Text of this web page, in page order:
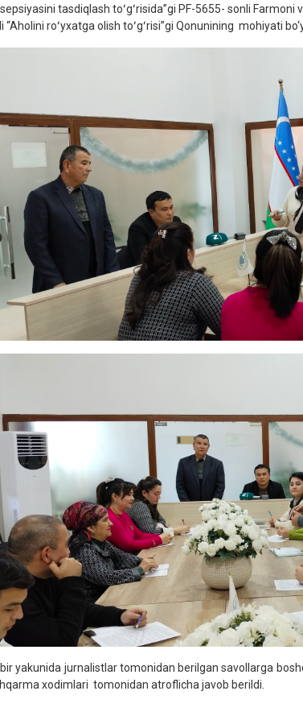
tasdiqlash toʻgʻrisida”gi PF-5655- sonli
“Aholini roʻyxatga olish toʻgʻrisi”gi Qonunining mohiyati
yakunida jurnalistlar tomonidan berilgan savollarga
xodimlari tomonidan atroflicha javob berildi.